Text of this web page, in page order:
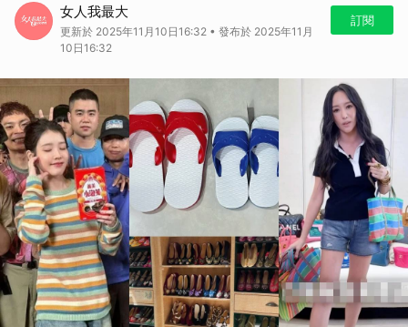
女人我最大
更新於 2025年11月10日16:32 • 發布於 2025年11月
10日16:32
訂閱